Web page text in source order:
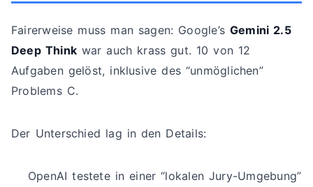
Fairerweise muss man sagen: Google’s Gemini 2.5
Deep Think war auch krass gut. 10 von 12
Aufgaben gelöst, inklusive des “unmöglichen”
Problems C.
Der Unterschied lag in den Details:
OpenAI testete in einer “lokalen Jury-Umgebung”